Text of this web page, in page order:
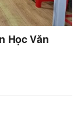
Học Văn